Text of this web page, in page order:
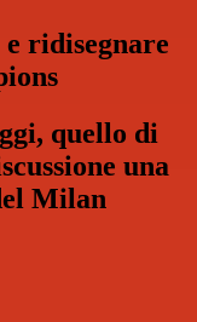
ridisegnare
quello di
una
Milan